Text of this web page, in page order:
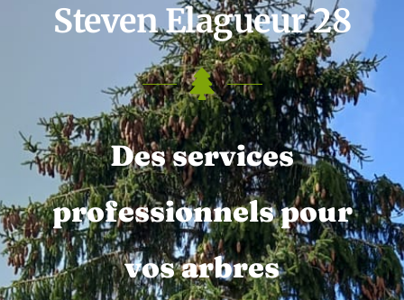
Steven Elagueur 28
Des services
professionnels pour
vos arbres